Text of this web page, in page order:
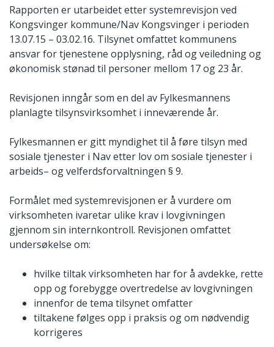
Rapporten er utarbeidet etter systemrevisjon ved
Kongsvinger kommune/Nav Kongsvinger i perioden
13.07.15 – 03.02.16. Tilsynet omfattet kommunens
ansvar for tjenestene opplysning, råd og veiledning og
økonomisk stønad til personer mellom 17 og 23 år.
Revisjonen inngår som en del av Fylkesmannens
planlagte tilsynsvirksomhet i inneværende år.
Fylkesmannen er gitt myndighet til å føre tilsyn med
sosiale tjenester i Nav etter lov om sosiale tjenester i
arbeids– og velferdsforvaltningen § 9.
Formålet med systemrevisjonen er å vurdere om
virksomheten ivaretar ulike krav i lovgivningen
gjennom sin internkontroll. Revisjonen omfattet
undersøkelse om:
hvilke tiltak virksomheten har for å avdekke, rette
opp og forebygge overtredelse av lovgivningen
innenfor de tema tilsynet omfatter
tiltakene følges opp i praksis og om nødvendig
korrigeres